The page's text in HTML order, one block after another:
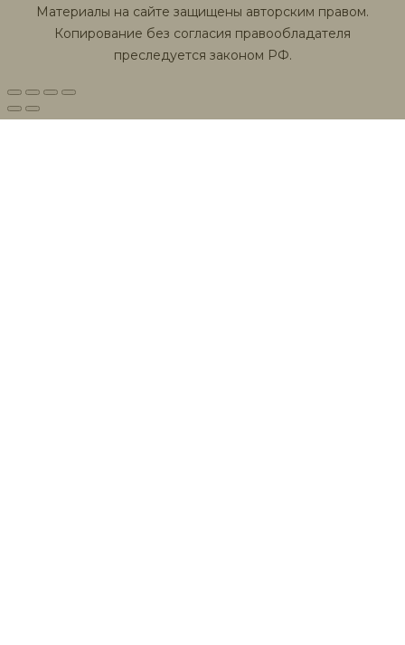
Материалы на сайте защищены авторским правом.
Копирование без согласия правообладателя
преследуется законом РФ.